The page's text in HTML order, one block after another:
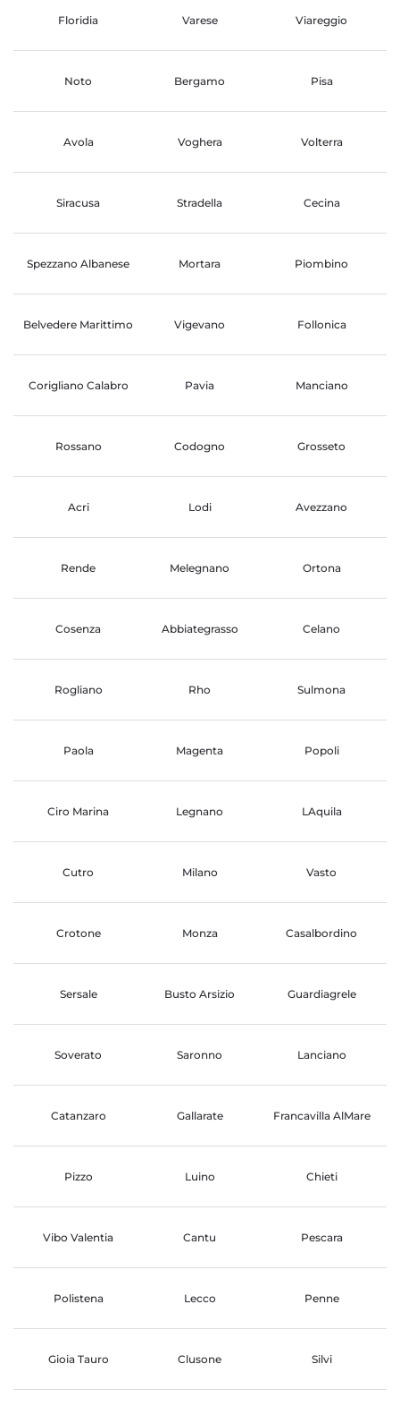
Floridia Varese Viareggio
Noto Bergamo Pisa
Avola Voghera Volterra
Siracusa Stradella Cecina
Spezzano Albanese Mortara Piombino
Belvedere Marittimo Vigevano Follonica
Corigliano Calabro Pavia Manciano
Rossano Codogno Grosseto
Acri Lodi Avezzano
Rende Melegnano Ortona
Cosenza Abbiategrasso Celano
Rogliano Rho Sulmona
Paola Magenta Popoli
Ciro Marina Legnano LAquila
Cutro Milano Vasto
Crotone Monza Casalbordino
Sersale Busto Arsizio Guardiagrele
Soverato Saronno Lanciano
Catanzaro Gallarate Francavilla AlMare
Pizzo Luino Chieti
Vibo Valentia Cantu Pescara
Polistena Lecco Penne
Gioia Tauro Clusone Silvi